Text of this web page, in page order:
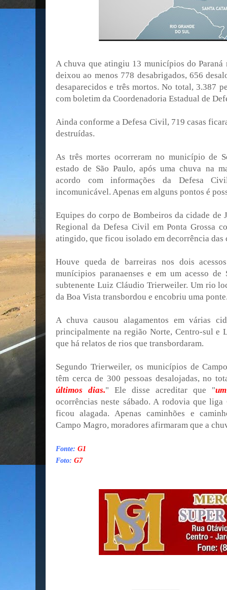
A chuva que atingiu 13 municípios do Paraná
deixou ao menos 778 desabrigados, 656
desaparecidos e três mortos. No total, 3.387
com boletim da Coordenadoria Estadual de
Ainda conforme a Defesa Civil, 719 casas
destruídas.
As três mortes ocorreram no município de
estado de São Paulo, após uma chuva na
acordo com informações da Defesa
incomunicável. Apenas em alguns pontos é
Equipes do corpo de Bombeiros da cidade de
Regional da Defesa Civil em Ponta Grossa
atingido, que ficou isolado em decorrência
Houve queda de barreiras nos dois
munícipios paranaenses e em um acesso de
subtenente Luiz Cláudio Trierweiler. Um rio
da Boa Vista transbordou e encobriu uma
A chuva causou alagamentos em várias
principalmente na região Norte, Centro-sul e
que há relatos de rios que transbordaram.
Segundo Trierweiler, os municípios de
têm cerca de 300 pessoas desalojadas, no
últimos dias." Ele disse acreditar que "
ocorrências neste sábado.A rodovia que liga
ficou alagada. Apenas caminhões e
Campo Magro, moradores afirmaram que a
Fonte: G1
Foto: G7